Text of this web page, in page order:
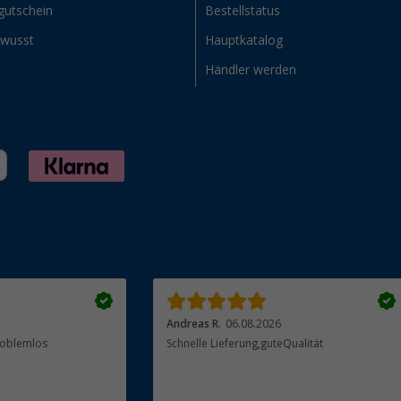
Bestellstatus
Hauptkatalog
Händler werden
Andreas R. 06.08.2026
Schnelle Lieferung,guteQualität